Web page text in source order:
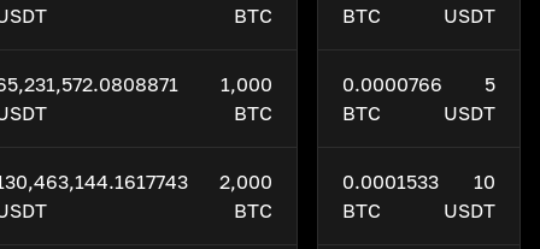
USDT
BTC
5
USDT
0.0000766
BTC
10
USDT
0.0001533
BTC
BTC
1,000
BTC
2,000
BTC